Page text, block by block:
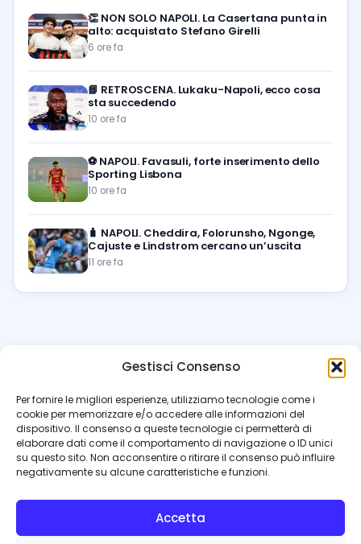
Gestisci Consenso
Per fornire le migliori esperienze, utilizziamo tecnologie come i
cookie per memorizzare e/o accedere alle informazioni del
dispositivo. Il consenso a queste tecnologie ci permetterà di
elaborare dati come il comportamento di navigazione o ID unici
su questo sito. Non acconsentire o ritirare il consenso può influire
negativamente su alcune caratteristiche e funzioni.
Accetta
👏 NON SOLO NAPOLI. La Casertana punta in
alto: acquistato Stefano Girelli
6 ore fa
📘 RETROSCENA. Lukaku-Napoli, ecco cosa
sta succedendo
10 ore fa
⚽️ NAPOLI. Favasuli, forte inserimento dello
Sporting Lisbona
10 ore fa
🧳 NAPOLI. Cheddira, Folorunsho, Ngonge,
Cajuste e Lindstrom cercano un’uscita
11 ore fa
azzurrissimo.it
Il blog di riferimento per i tifosi del Napoli. News, interviste,
pagelle e calciomercato. Testata giornalistica registrata
al Tribunale di Napoli (n. 48 dell’08/10/2012). Direttore Luca
Perillo
INFO
Contattaci